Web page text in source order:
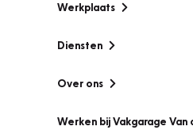
Werkplaats
Diensten
Over ons
Werken bij Vakgarage Van